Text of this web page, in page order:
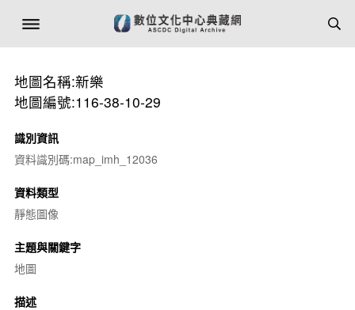
地圖名稱:新樂
地圖編號:116-38-10-29
識別資訊
資料識別碼:map_imh_12036
資料類型
靜態圖像
主題與關鍵字
地圖
描述